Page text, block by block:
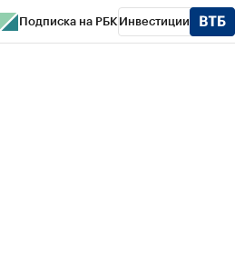
Подписка на РБК Инвестиции